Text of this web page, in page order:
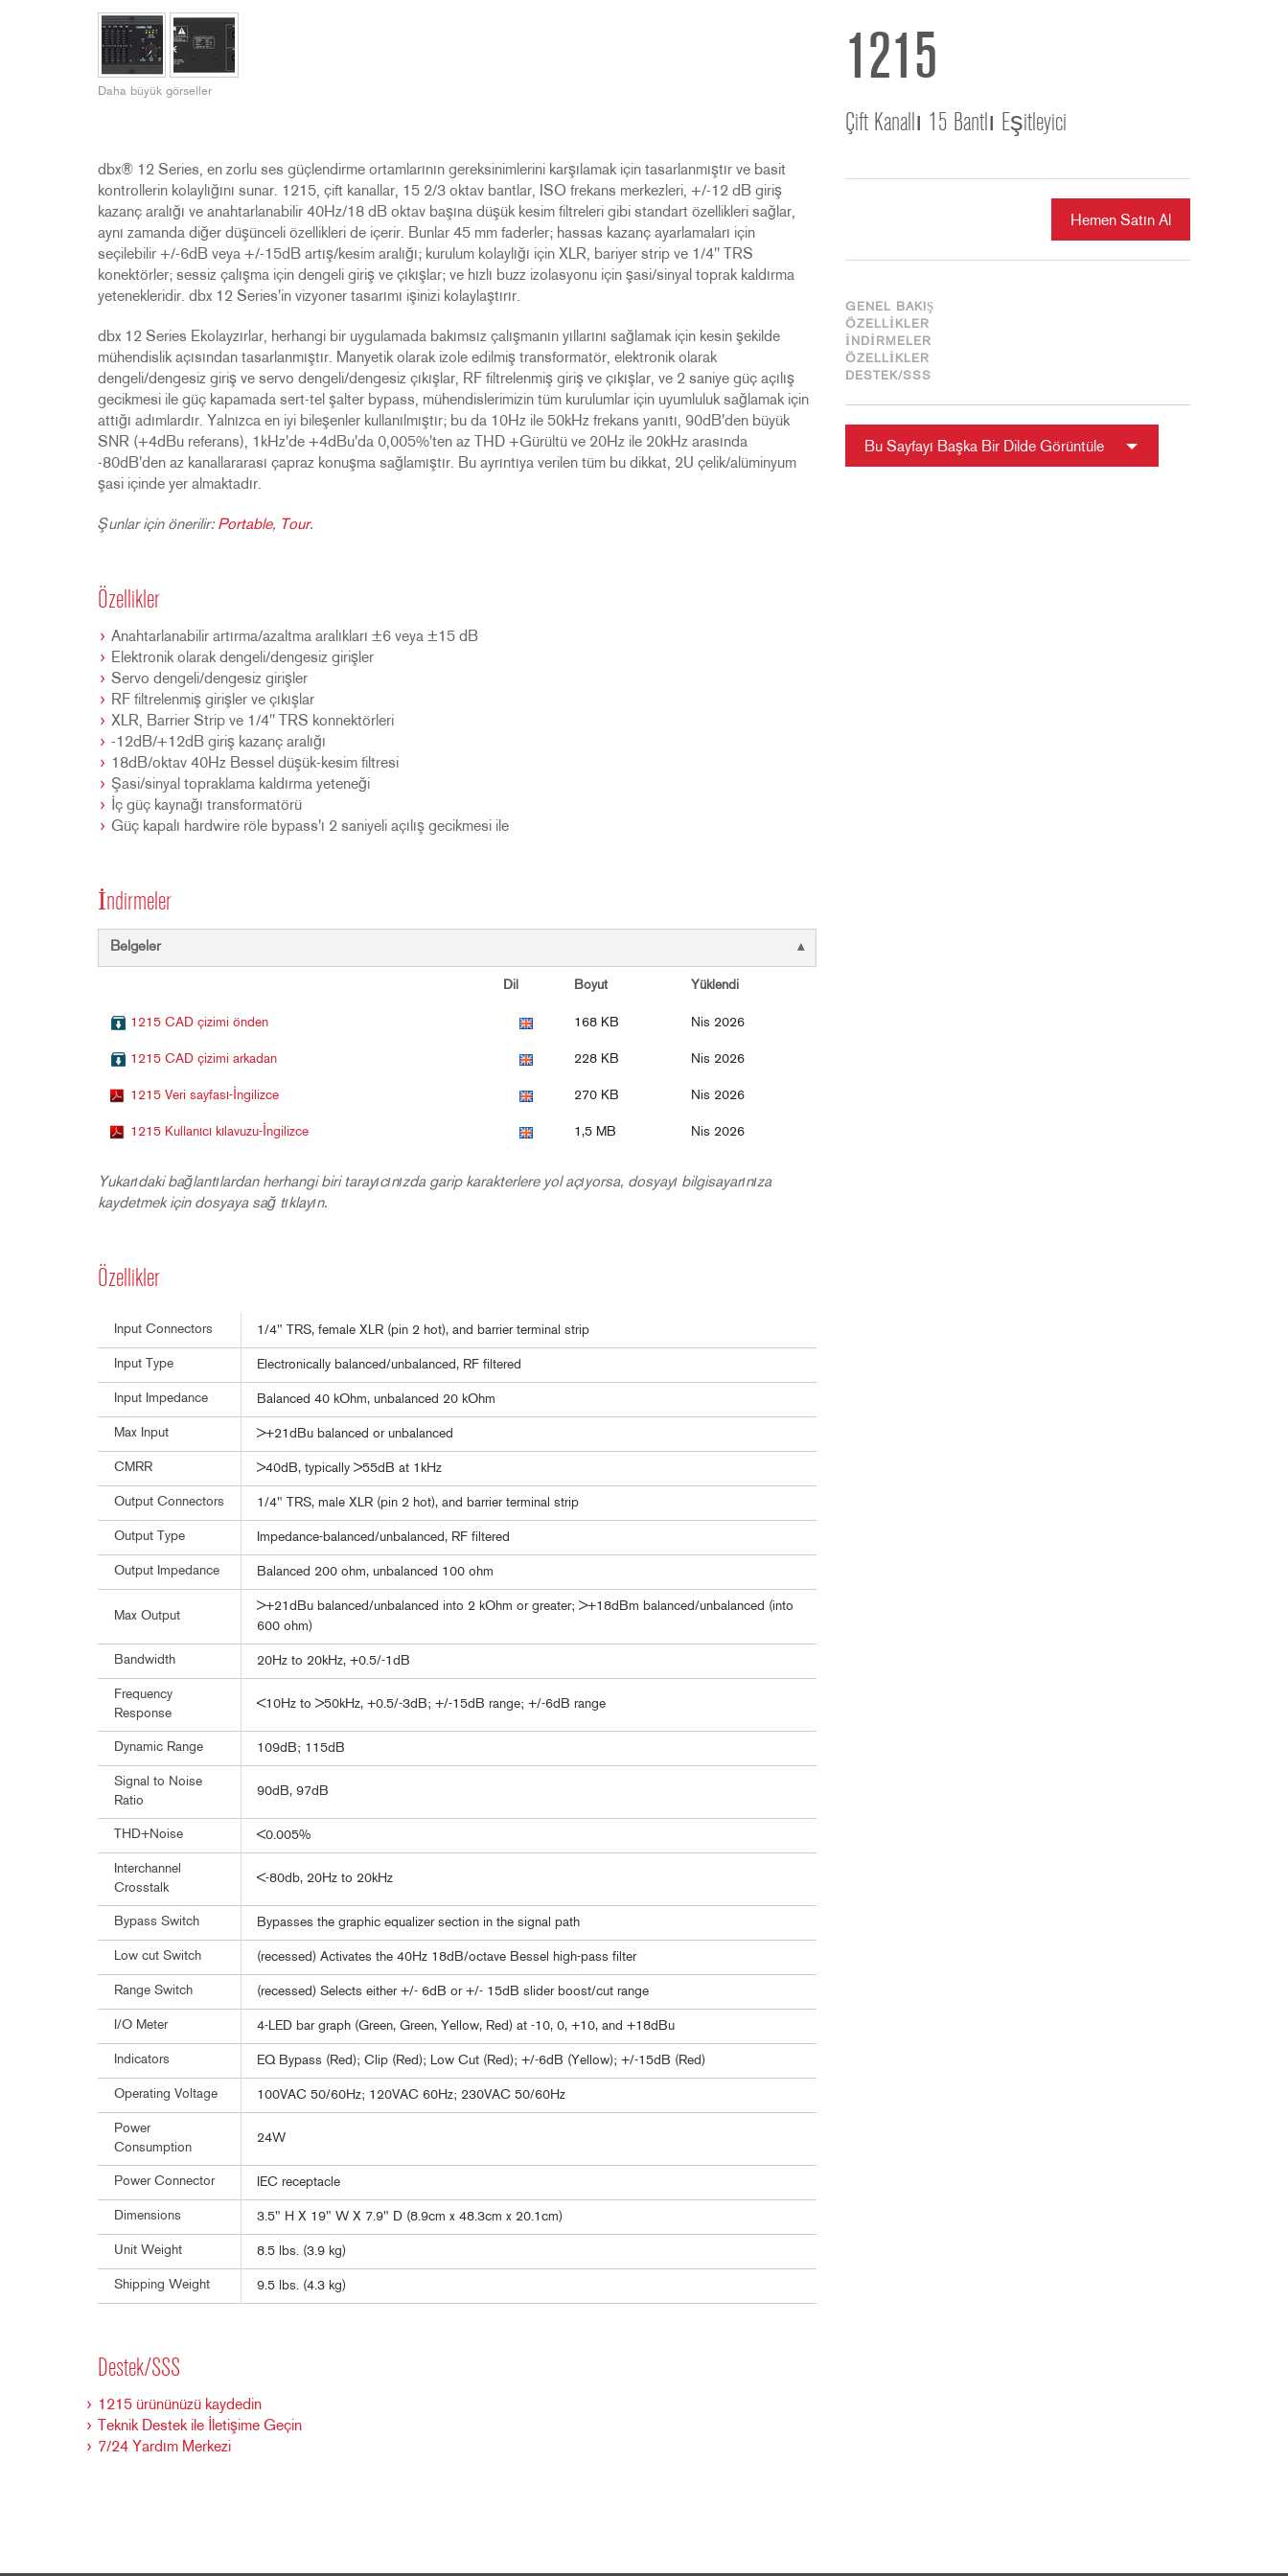
DI4
Daha büyük görseller
dbx® 12 Series, en zorlu ses güçlendirme ortamlarının gereksinimlerini karşılamak için tasarlanmıştır ve basit
kontrollerin kolaylığını sunar. 1215, çift kanallar, 15 2/3 oktav bantlar, ISO frekans merkezleri, +/-12 dB giriş
kazanç aralığı ve anahtarlanabilir 40Hz/18 dB oktav başına düşük kesim filtreleri gibi standart özellikleri sağlar,
aynı zamanda diğer düşünceli özellikleri de içerir. Bunlar 45 mm faderler; hassas kazanç ayarlamaları için
seçilebilir +/-6dB veya +/-15dB artış/kesim aralığı; kurulum kolaylığı için XLR, bariyer strip ve 1/4'' TRS
konektörler; sessiz çalışma için dengeli giriş ve çıkışlar; ve hızlı buzz izolasyonu için şasi/sinyal toprak kaldırma
yetenekleridir. dbx 12 Series'in vizyoner tasarımı işinizi kolaylaştırır.
dbx 12 Series Ekolayzırlar, herhangi bir uygulamada bakımsız çalışmanın yıllarını sağlamak için kesin şekilde
mühendislik açısından tasarlanmıştır. Manyetik olarak izole edilmiş transformatör, elektronik olarak
dengeli/dengesiz giriş ve servo dengeli/dengesiz çıkışlar, RF filtrelenmiş giriş ve çıkışlar, ve 2 saniye güç açılış
gecikmesi ile güç kapamada sert-tel şalter bypass, mühendislerimizin tüm kurulumlar için uyumluluk sağlamak için
attığı adımlardır. Yalnızca en iyi bileşenler kullanılmıştır; bu da 10Hz ile 50kHz frekans yanıtı, 90dB'den büyük
SNR (+4dBu referans), 1kHz'de +4dBu'da 0,005%'ten az THD +Gürültü ve 20Hz ile 20kHz arasında
-80dB'den az kanallararası çapraz konuşma sağlamıştır. Bu ayrıntıya verilen tüm bu dikkat, 2U çelik/alüminyum
şasi içinde yer almaktadır.
Şunlar için önerilir: Portable, Tour.
Özellikler
Anahtarlanabilir artırma/azaltma aralıkları ±6 veya ±15 dB
Elektronik olarak dengeli/dengesiz girişler
Servo dengeli/dengesiz girişler
RF filtrelenmiş girişler ve çıkışlar
XLR, Barrier Strip ve 1/4" TRS konnektörleri
-12dB/+12dB giriş kazanç aralığı
18dB/oktav 40Hz Bessel düşük-kesim filtresi
Şasi/sinyal topraklama kaldırma yeteneği
İç güç kaynağı transformatörü
Güç kapalı hardwire röle bypass'ı 2 saniyeli açılış gecikmesi ile
İndirmeler
Belgeler
Dil Boyut Yüklendi
1215 CAD çizimi önden 168 KB Nis 2026
1215 CAD çizimi arkadan 228 KB Nis 2026
1215 Veri sayfası-İngilizce 270 KB Nis 2026
1215 Kullanıcı kılavuzu-İngilizce 1,5 MB Nis 2026
Yukarıdaki bağlantılardan herhangi biri tarayıcınızda garip karakterlere yol açıyorsa, dosyayı bilgisayarınıza
kaydetmek için dosyaya sağ tıklayın.
Özellikler
Input Connectors 1/4" TRS, female XLR (pin 2 hot), and barrier terminal strip
Input Type Electronically balanced/unbalanced, RF filtered
Input Impedance Balanced 40 kOhm, unbalanced 20 kOhm
Max Input >+21dBu balanced or unbalanced
CMRR >40dB, typically >55dB at 1kHz
Output Connectors 1/4" TRS, male XLR (pin 2 hot), and barrier terminal strip
Output Type Impedance-balanced/unbalanced, RF filtered
Output Impedance Balanced 200 ohm, unbalanced 100 ohm
Max Output
>+21dBu balanced/unbalanced into 2 kOhm or greater; >+18dBm balanced/unbalanced (into
600 ohm)
Bandwidth 20Hz to 20kHz, +0.5/-1dB
Frequency
Response
<10Hz to >50kHz, +0.5/-3dB; +/-15dB range; +/-6dB range
Dynamic Range 109dB; 115dB
Signal to Noise
Ratio
90dB, 97dB
THD+Noise <0.005%
Interchannel
Crosstalk
<-80db, 20Hz to 20kHz
Bypass Switch Bypasses the graphic equalizer section in the signal path
Low cut Switch (recessed) Activates the 40Hz 18dB/octave Bessel high-pass filter
Range Switch (recessed) Selects either +/- 6dB or +/- 15dB slider boost/cut range
I/O Meter 4-LED bar graph (Green, Green, Yellow, Red) at -10, 0, +10, and +18dBu
Indicators EQ Bypass (Red); Clip (Red); Low Cut (Red); +/-6dB (Yellow); +/-15dB (Red)
Operating Voltage 100VAC 50/60Hz; 120VAC 60Hz; 230VAC 50/60Hz
Power
Consumption
24W
Power Connector IEC receptacle
Dimensions 3.5" H X 19" W X 7.9" D (8.9cm x 48.3cm x 20.1cm)
Unit Weight 8.5 lbs. (3.9 kg)
Shipping Weight 9.5 lbs. (4.3 kg)
Destek/SSS
1215 ürününüzü kaydedin
Teknik Destek ile İletişime Geçin
7/24 Yardım Merkezi
1215
Çift Kanallı 15 Bantlı Eşitleyici
Hemen Satın Al
GENEL BAKIŞ
ÖZELLIKLER
İNDIRMELER
ÖZELLIKLER
DESTEK/SSS
Bu Sayfayı Başka Bir Dilde Görüntüle